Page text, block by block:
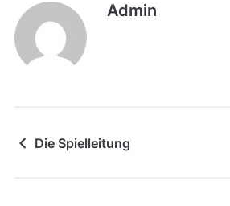
Admin
Die Spielleitung